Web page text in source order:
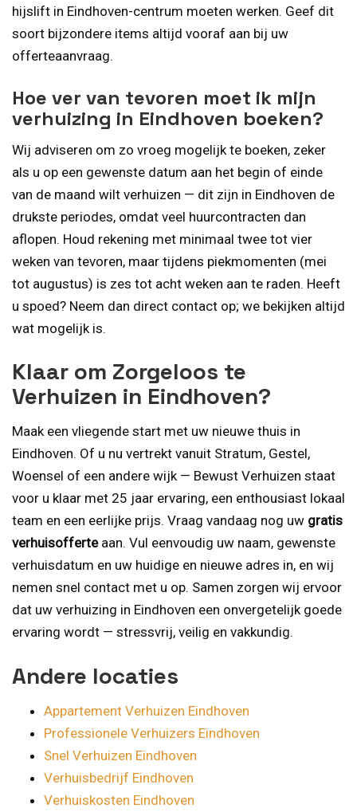
hijslift in Eindhoven-centrum moeten werken. Geef dit
soort bijzondere items altijd vooraf aan bij uw
offerteaanvraag.
Hoe ver van tevoren moet ik mijn
verhuizing in Eindhoven boeken?
Wij adviseren om zo vroeg mogelijk te boeken, zeker
als u op een gewenste datum aan het begin of einde
van de maand wilt verhuizen — dit zijn in Eindhoven de
drukste periodes, omdat veel huurcontracten dan
aflopen. Houd rekening met minimaal twee tot vier
weken van tevoren, maar tijdens piekmomenten (mei
tot augustus) is zes tot acht weken aan te raden. Heeft
u spoed? Neem dan direct contact op; we bekijken altijd
wat mogelijk is.
Klaar om Zorgeloos te
Verhuizen in Eindhoven?
Maak een vliegende start met uw nieuwe thuis in
Eindhoven. Of u nu vertrekt vanuit Stratum, Gestel,
Woensel of een andere wijk — Bewust Verhuizen staat
voor u klaar met 25 jaar ervaring, een enthousiast lokaal
team en een eerlijke prijs. Vraag vandaag nog uw gratis
verhuisofferteaan. Vul eenvoudig uw naam, gewenste
verhuisdatum en uw huidige en nieuwe adres in, en wij
nemen snel contact met u op. Samen zorgen wij ervoor
dat uw verhuizing in Eindhoven een onvergetelijk goede
ervaring wordt — stressvrij, veilig en vakkundig.
Andere locaties
Appartement Verhuizen Eindhoven
Professionele Verhuizers Eindhoven
Snel Verhuizen Eindhoven
Verhuisbedrijf Eindhoven
Verhuiskosten Eindhoven